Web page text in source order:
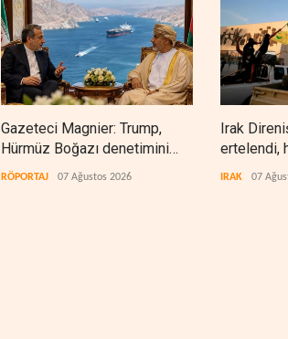
Gazeteci Magnier: Trump,
Hürmüz Boğazı denetimini
doğrudan İran ve Umman'a
RÖPORTAJ 07 Ağustos 2026
Irak
ertelendi,
IRAK 07